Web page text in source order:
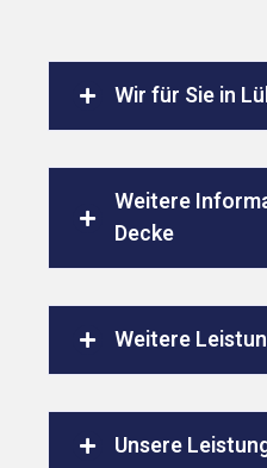
Wir für Sie in
Weitere
Decke
Weitere
Unsere